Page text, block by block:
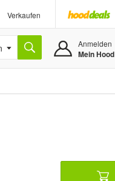
Verkaufen
Anmelden
Mein Hood